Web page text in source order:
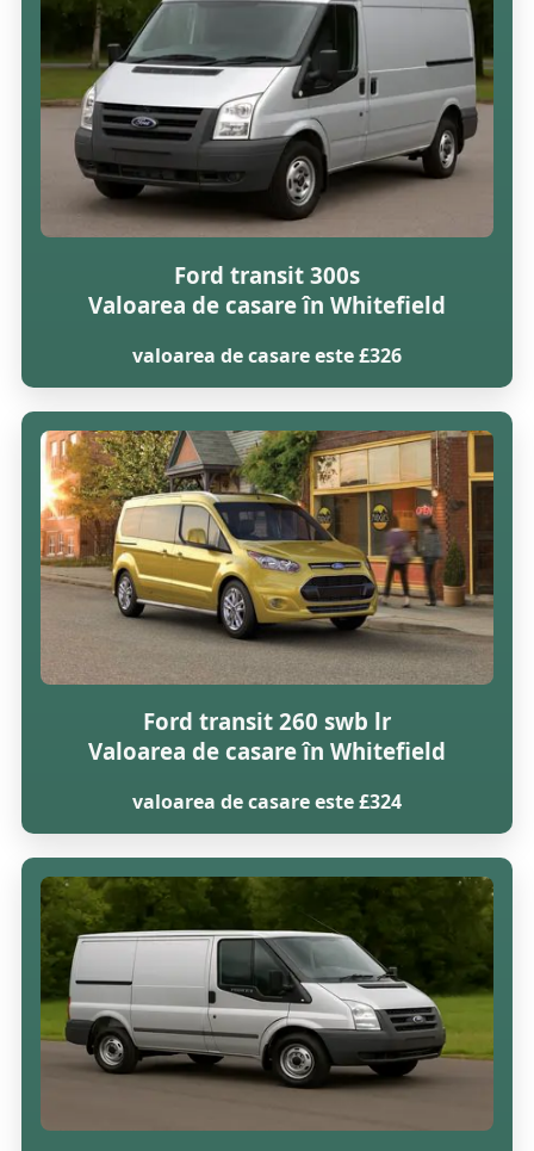
Ford transit 300s
Valoarea de casare în Whitefield
valoarea de casare este £326
Ford transit 260 swb lr
Valoarea de casare în Whitefield
valoarea de casare este £324